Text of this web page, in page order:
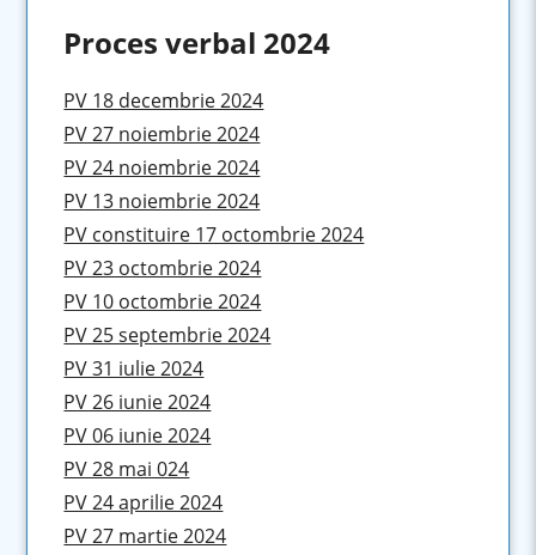
Proces verbal 2024
PV 18 decembrie 2024
PV 27 noiembrie 2024
PV 24 noiembrie 2024
PV 13 noiembrie 2024
PV constituire 17 octombrie 2024
PV 23 octombrie 2024
PV 10 octombrie 2024
PV 25 septembrie 2024
PV 31 iulie 2024
PV 26 iunie 2024
PV 06 iunie 2024
PV 28 mai 024
PV 24 aprilie 2024
PV 27 martie 2024